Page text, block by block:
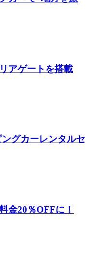
アゲートを搭載
グカーレンタルセ
金20％OFFに！